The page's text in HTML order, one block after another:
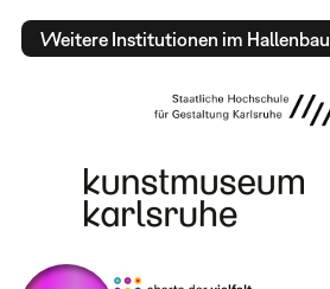
Weitere Institutionen im Hallenbau